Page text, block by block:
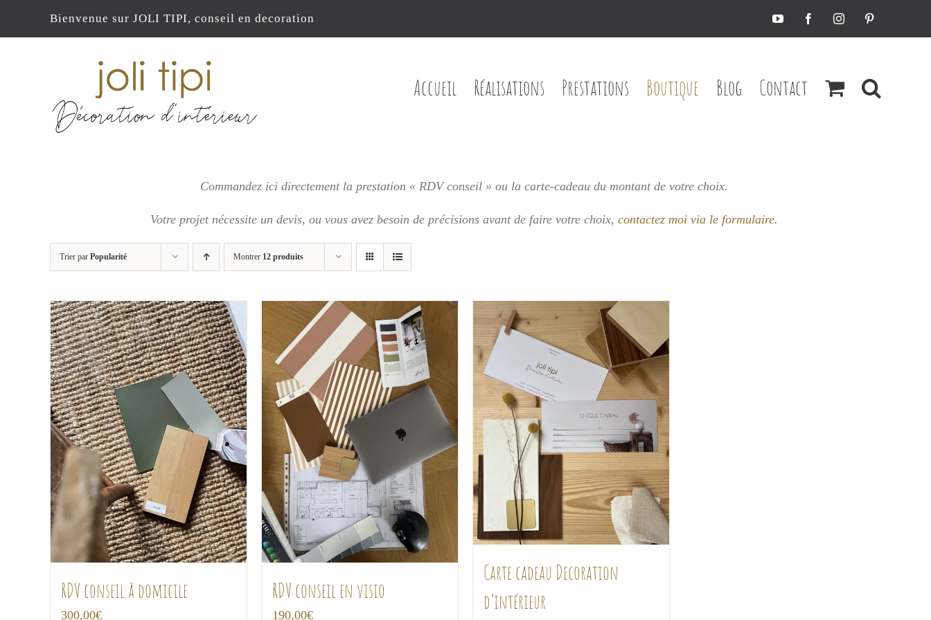
Bienvenue sur JOLI TIPI, conseil en decoration YouTubeFacebookInstagramPinterest
Accueil Réalisations Prestations Boutique Blog Contact
Commandez ici directement la prestation « RDV conseil » ou la carte-cadeau du montant de votre choix.
Votre projet nécessite un devis, ou vousavez besoin de précisions avant de faire votre choix, contactez moi via le formulaire.
Trier par Popularité Montrer 12 produits
RDV conseil à domicile
300,00€
RDV conseil en visio
190,00€
Carte cadeau Decoration
d’intérieur